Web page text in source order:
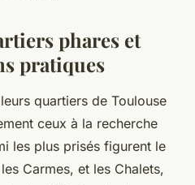
phares et
pratiques
quartiers de Toulouse
ceux à la recherche
les plus prisés figurent le
Carmes, et les Chalets,